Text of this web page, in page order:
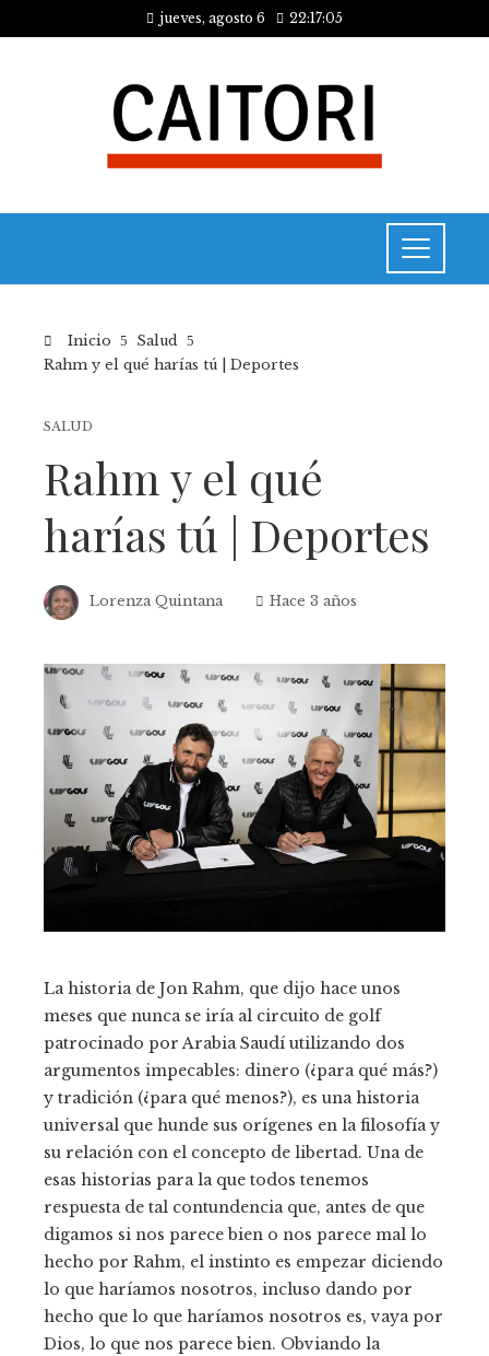
jueves, agosto 6 22:17:05
Inicio
Salud
Rahm y el qué harías tú | Deportes
SALUD
Rahm y el qué
harías tú | Deportes
Lorenza Quintana Hace 3 años
La historia de Jon Rahm, que dijo hace unos
meses que nunca se iría al circuito de golf
patrocinado por Arabia Saudí utilizando dos
argumentos impecables: dinero (¿para qué más?)
y tradición (¿para qué menos?), es una historia
universal que hunde sus orígenes en la filosofía y
su relación con el concepto de libertad. Una de
esas historias para la que todos tenemos
respuesta de tal contundencia que, antes de que
digamos si nos parece bien o nos parece mal lo
hecho por Rahm, el instinto es empezar diciendo
lo que haríamos nosotros, incluso dando por
hecho que lo que haríamos nosotros es, vaya por
Dios, lo que nos parece bien. Obviando la